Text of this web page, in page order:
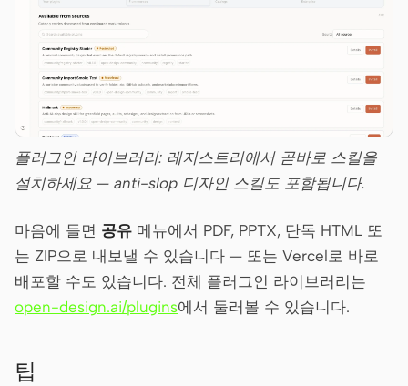
플러그인 라이브러리: 레지스트리에서 곧바로 스킬을
설치하세요 — anti-slop 디자인 스킬도 포함됩니다.
마음에 들면 공유 메뉴에서 PDF, PPTX, 단독 HTML 또
는 ZIP으로 내보낼 수 있습니다 — 또는 Vercel로 바로
배포할 수도 있습니다. 전체 플러그인 라이브러리는
open-design.ai/plugins에서 둘러볼 수 있습니다.
팁